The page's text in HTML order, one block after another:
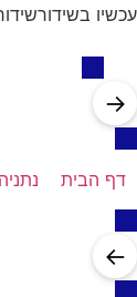
עכשיו בשידור
→
דף הבית נתניה
←